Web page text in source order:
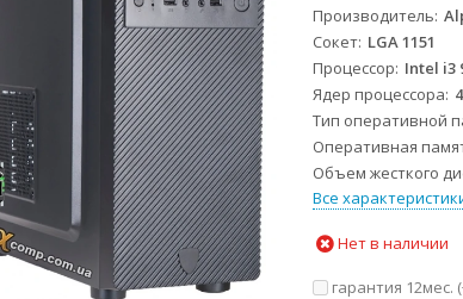
Производитель
Сокет LGA 1151
Процессор Intel i3
Ядер процессора 4
Тип оперативной
Оперативная
Объем жесткого
Все
Нет в наличии
гарантия 12мес.